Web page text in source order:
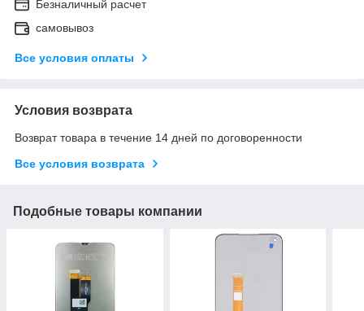
Безналичный расчет
самовывоз
Все условия оплаты
Условия возврата
Возврат товара в течение 14 дней по договоренности
Все условия возврата
Подобные товары компании